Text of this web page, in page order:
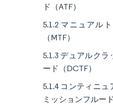
ド（ATF）
5.1.2 マニュアル
（MTF）
5.1.3 デュアルク
ード（DCTF）
5.1.4 コンティニ
ミッションフルー